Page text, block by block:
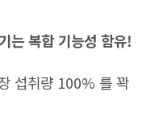
는 복합 기능성 함유!
섭취량 100% 를 꽉